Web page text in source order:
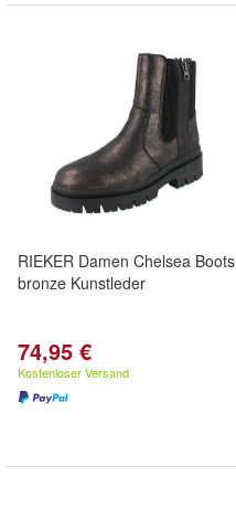
RIEKER Damen Chelsea Boots
bronze Kunstleder
74,95 €
Kostenloser Versand